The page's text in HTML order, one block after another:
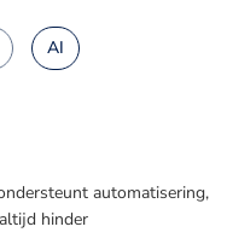
AI
automatisering,
hinder